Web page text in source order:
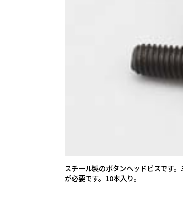
スチール製のボタンヘッドビスです
が必要です。10本入り。